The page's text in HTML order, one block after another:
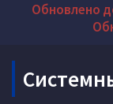
Обновлено